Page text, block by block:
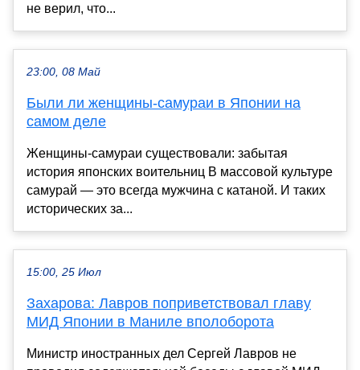
не верил, что...
23:00, 08 Май
Были ли женщины-самураи в Японии на
самом деле
Женщины-самураи существовали: забытая
история японских воительниц В массовой культуре
самурай — это всегда мужчина с катаной. И таких
исторических за...
15:00, 25 Июл
Захарова: Лавров поприветствовал главу
МИД Японии в Маниле вполоборота
Министр иностранных дел Сергей Лавров не